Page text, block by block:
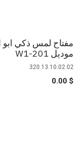
مفتاح لمس ذكي ابو
موديل W1-201
320.13.10.02.02
$
0.00